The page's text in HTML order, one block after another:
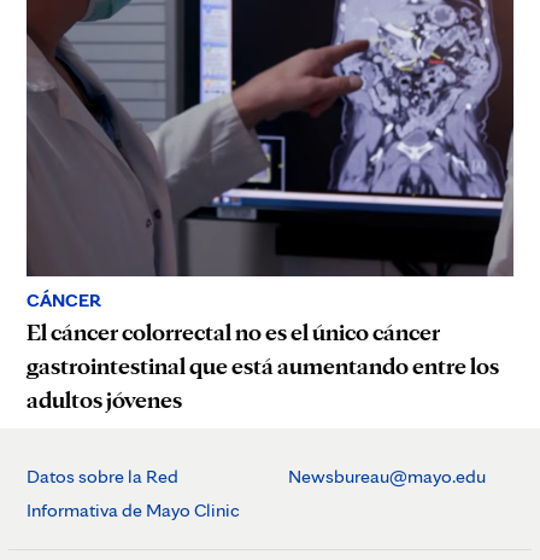
CÁNCER
El cáncer colorrectal no es el único cáncer
gastrointestinal que está aumentando entre los
adultos jóvenes
Datos sobre la Red
Informativa de Mayo Clinic
Newsbureau@mayo.edu